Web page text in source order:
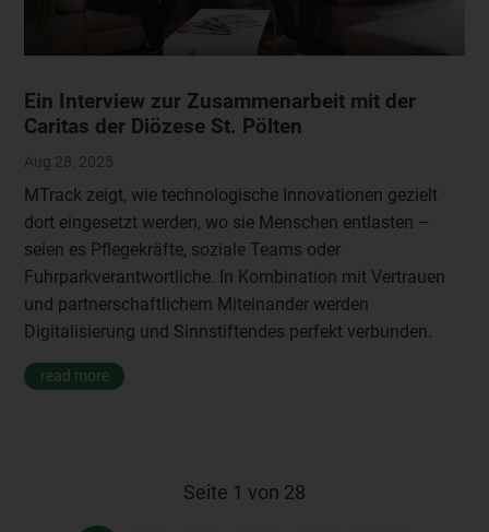
Ein Interview zur Zusammenarbeit mit der
Caritas der Diözese St. Pölten
Aug 28, 2025
MTrack zeigt, wie technologische Innovationen gezielt
dort eingesetzt werden, wo sie Menschen entlasten –
seien es Pflegekräfte, soziale Teams oder
Fuhrparkverantwortliche. In Kombination mit Vertrauen
und partnerschaftlichem Miteinander werden
Digitalisierung und Sinnstiftendes perfekt verbunden.
read more
Seite 1 von 28